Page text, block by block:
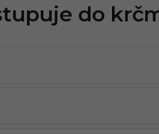
do